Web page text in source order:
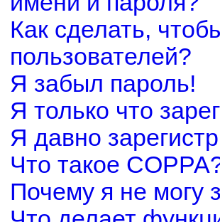
Как сделать,
пользователей?
Я забыл пароль!
Я только что
Я давно
Что такое
Почему я не могу